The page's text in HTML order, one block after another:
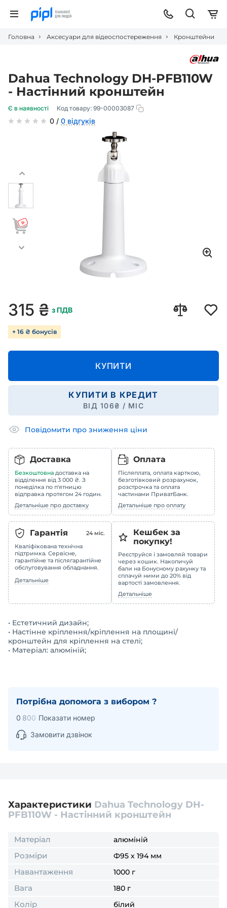
Головна Аксесуари для відеоспостереження Кронштейни
Dahua Technology DH-PFB110W
- Настінний кронштейн
Є в наявності Код товару: 99-00003087
0 / 0 відгуків
315 ₴ з ПДВ
+ 16 ₴ бонусів
КУПИТИ
КУПИТИ В КРЕДИТ
ВІД106₴ / МІС
Повідомити про зниження ціни
Доставка
Безкоштовна доставка на
відділення від 3 000 ₴. З
понеділка по п'ятницю
відправка протягом 24 годин.
Детальніше про доставку
Оплата
Післяплата, оплата карткою,
безготівковий розрахунок,
розстрочка та оплата
частинами ПриватБанк.
Детальніше про оплату
Гарантія 24 міс.
Кваліфікована технічна
підтримка. Сервісне,
гарантійне та післягарантійне
обслуговування обладнання.
Детальніше
Кешбек за
покупку!
Реєструйся і замовляй товари
через кошик. Накопичуй
бали на Бонусному рахунку та
сплачуй ними до 20% від
вартості замовлення.
Детальніше
• Естетичний дизайн;
• Настінне кріплення/кріплення на площині/
кронштейн для кріплення на стелі;
• Матеріал: алюміній;
Потрібна допомога з вибором ?
0 800 Показати номер
Замовити дзвінок
Характеристики Dahua Technology DH-
PFB110W - Настінний кронштейн
Матеріал алюміній
Розміри Ф95 х 194 мм
Навантаження 1000 г
Вага 180 г
Колір білий